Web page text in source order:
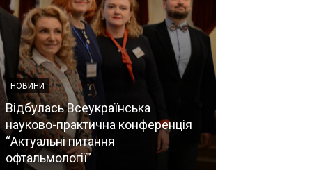
НОВИНИ
Відбулась Всеукраїнська
науково-практична конференція
“Актуальні питання
офтальмології”